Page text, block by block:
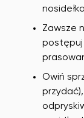
Zawsze
postępuj
Owiń